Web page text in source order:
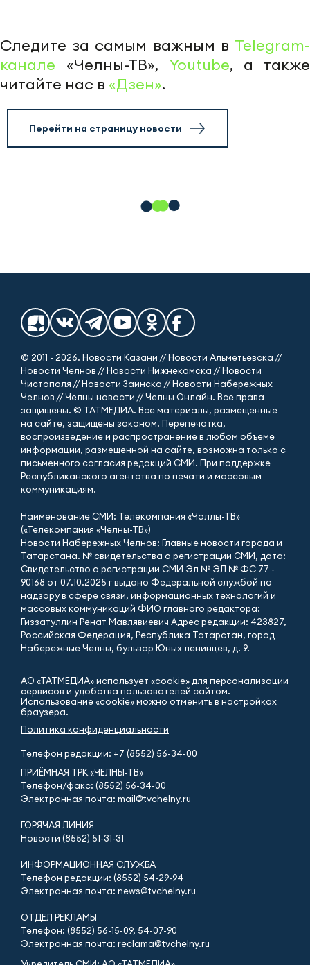
Следите за самым важным в Telegram-
канале «Челны-ТВ», Youtube, а также
читайте нас в «Дзен».
Перейти на страницу новости
© 2011 - 2026. Новости Казани // Новости Альметьевска //
Новости Челнов // Новости Нижнекамска // Новости
Чистополя // Новости Заинска // Новости Набережных
Челнов // Челны новости // Челны Онлайн. Все права
защищены. © ТАТМЕДИА. Все материалы, размещенные
на сайте, защищены законом. Перепечатка,
воспроизведение и распространение в любом объеме
информации, размещенной на сайте, возможна только с
письменного согласия редакций СМИ. При поддержке
Республиканского агентства по печати и массовым
коммуникациям.
Наименование СМИ: Телекомпания «Чаллы-ТВ»
(«Телекомпания «Челны-ТВ»)
Новости Набережных Челнов: Главные новости города и
Татарстана. № свидетельства о регистрации СМИ, дата:
Свидетельство о регистрации СМИ Эл № ЭЛ № ФС 77 -
90168 от 07.10.2025 г выдано Федеральной службой по
надзору в сфере связи, информационных технологий и
массовых коммуникаций ФИО главного редактора:
Гиззатуллин Ренат Мавлявиевич Адрес редакции: 423827,
Российская Федерация, Республика Татарстан, город
Набережные Челны, бульвар Юных ленинцев, д. 9.
АО «ТАТМЕДИА» использует «cookie» для персонализации
сервисов и удобства пользователей сайтом.
Использование «cookie» можно отменить в настройках
браузера.
Политика конфиденциальности
Телефон редакции: +7 (8552) 56-34-00
ПРИЁМНАЯ ТРК «ЧЕЛНЫ-ТВ»
Телефон/факс: (8552) 56-34-00
Электронная почта: mail@tvchelny.ru
ГОРЯЧАЯ ЛИНИЯ
Новости (8552) 51-31-31
ИНФОРМАЦИОННАЯ СЛУЖБА
Телефон редакции: (8552) 54-29-94
Электронная почта: news@tvchelny.ru
ОТДЕЛ РЕКЛАМЫ
Телефон: (8552) 56-15-09, 54-07-90
Электронная почта: reclama@tvchelny.ru